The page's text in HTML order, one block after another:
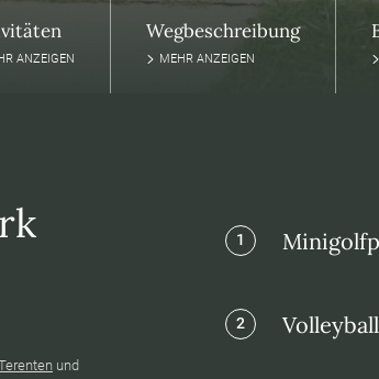
ANZEIGEN
Wegbeschreibung
MEHR ANZEIGEN
und
1
2